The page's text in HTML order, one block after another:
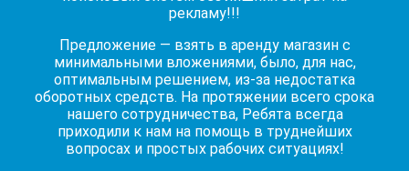
рекламу!!!
Предложение — взять в аренду магазин с
минимальными вложениями, было, для нас,
оптимальным решением, из-за недостатка
оборотных средств. На протяжении всего срока
нашего сотрудничества, Ребята всегда
приходили к нам на помощь в труднейших
вопросах и простых рабочих ситуациях!